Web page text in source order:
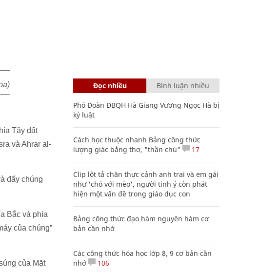
Tây đất
và Ahrar al-
đẩy chúng
Bắc và phía
của chúng”
của Mặt
Đọc nhiều Bình luận nhiều
Phó Đoàn ĐBQH Hà Giang Vương Ngọc Hà bị
kỷ luật
Cách học thuộc nhanh Bảng công thức
lượng giác bằng thơ, "thần chú"
17
Clip lột tả chân thực cảnh anh trai và em gái
như 'chó với mèo', người tinh ý còn phát
hiện một vấn đề trong giáo dục con
Bảng công thức đạo hàm nguyên hàm cơ
bản cần nhớ
Các công thức hóa học lớp 8, 9 cơ bản cần
nhớ
106